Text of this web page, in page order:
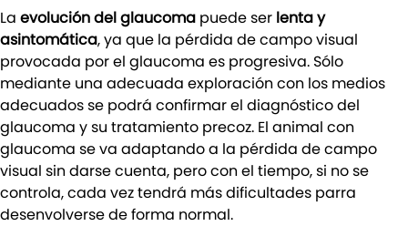
La evolución del glaucoma puede ser lenta y
asintomática, ya que la pérdida de campo visual
provocada por el glaucoma es progresiva. Sólo
mediante una adecuada exploración con los medios
adecuados se podrá confirmar el diagnóstico del
glaucoma y su tratamiento precoz. El animal con
glaucoma se va adaptando a la pérdida de campo
visual sin darse cuenta, pero con el tiempo, si no se
controla, cada vez tendrá más dificultades parra
desenvolverse de forma normal.